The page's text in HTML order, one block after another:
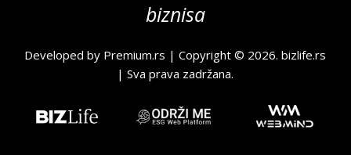
biznisa
Developed by Premium.rs | Copyright © 2026.bizlife.rs
| Sva prava zadržana.